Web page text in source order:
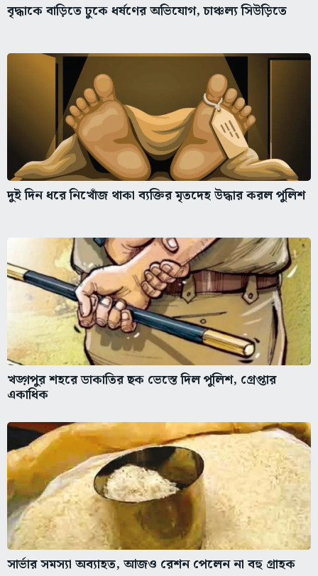
বৃদ্ধাকে বাড়িতে ঢুকে ধর্ষণের অভিযোগ, চাঞ্চল্য সিউড়িতে
দুই দিন ধরে নিখোঁজ থাকা ব্যক্তির মৃতদেহ উদ্ধার করল পুলিশ
খড়্গপুর শহরে ডাকাতির ছক ভেস্তে দিল পুলিশ, গ্রেপ্তার
একাধিক
সার্ভার সমস্যা অব্যাহত, আজও রেশন পেলেন না বহু গ্রাহক